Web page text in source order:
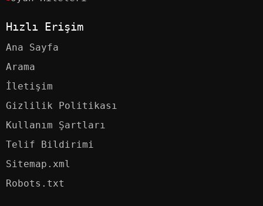
Hızlı Erişim
Ana Sayfa
Arama
İletişim
Gizlilik Politikası
Kullanım Şartları
Telif Bildirimi
Sitemap.xml
Robots.txt